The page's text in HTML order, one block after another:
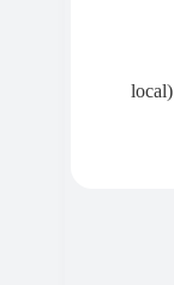
پشتیبانی‌ نکردن از نورپردازی موضعی (local